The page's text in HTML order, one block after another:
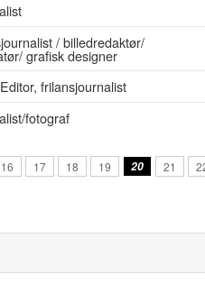
/ billedredaktør/
grafisk designer
frilansjournalist
fotograf
16 17 18 19 20 21